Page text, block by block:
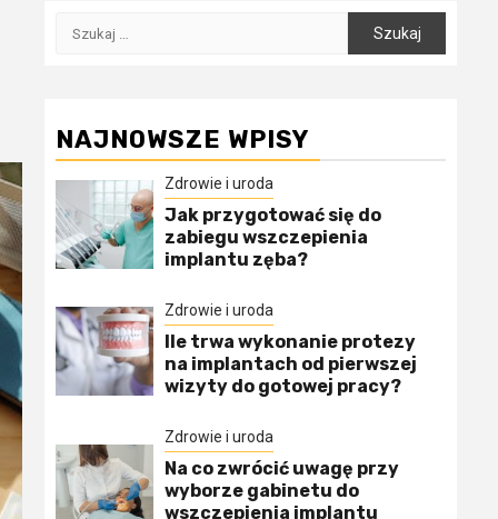
NAJNOWSZE WPISY
Zdrowie i uroda
Jak przygotować się do
zabiegu wszczepienia
implantu zęba?
Zdrowie i uroda
Ile trwa wykonanie protezy
na implantach od pierwszej
wizyty do gotowej pracy?
Zdrowie i uroda
Na co zwrócić uwagę przy
wyborze gabinetu do
wszczepienia implantu